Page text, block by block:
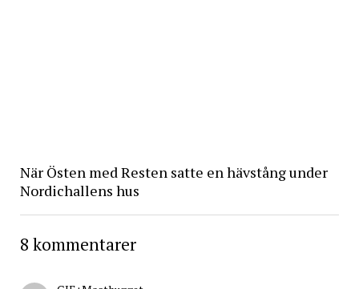
När Östen med Resten satte en hävstång under
Nordichallens hus
8 kommentarer